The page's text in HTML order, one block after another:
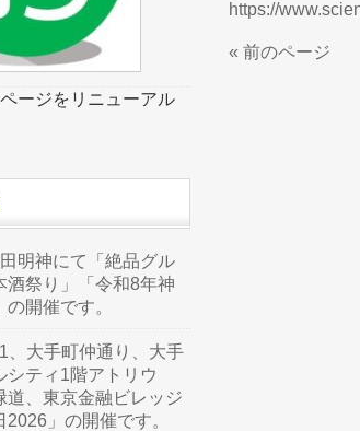
https://
« 前のページ
ージをリニューアル
明神にて「絶品グル
祭り」「令和8年神
開催です。
、大手町仲通り、大手
シティ1階アトリウ
道、東京金融ビレッジ
」の開催です。